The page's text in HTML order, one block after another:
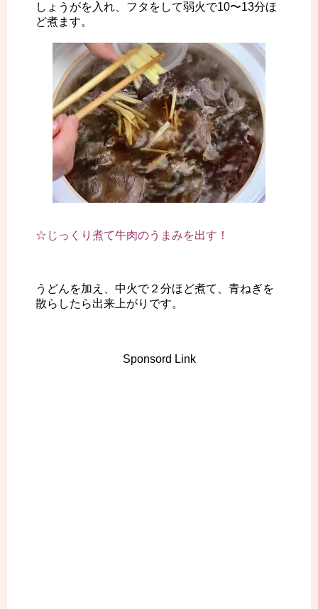
しょうがを入れ、フタをして弱火で10〜13分ほ
ど煮ます。
☆じっくり煮て牛肉のうまみを出す！
うどんを加え、中火で２分ほど煮て、青ねぎを
散らしたら出来上がりです。
Sponsord Link